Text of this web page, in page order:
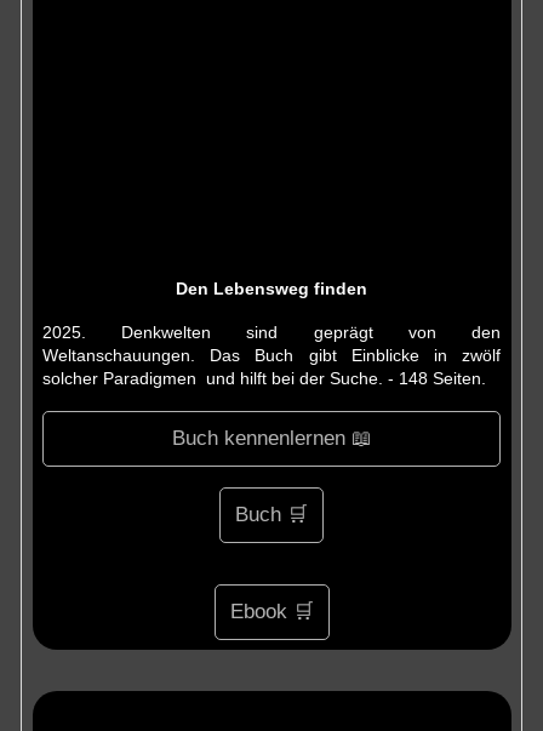
Den Lebensweg finden
2025. Denkwelten sind geprägt von den
Weltanschauungen. Das Buch gibt Einblicke in zwölf
solcher Paradigmen und hilft bei der Suche. - 148 Seiten.
Buch kennenlernen 📖
Buch 🛒
Ebook 🛒